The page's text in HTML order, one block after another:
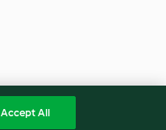
Accept All